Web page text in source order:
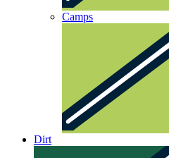
Camps
Dirt